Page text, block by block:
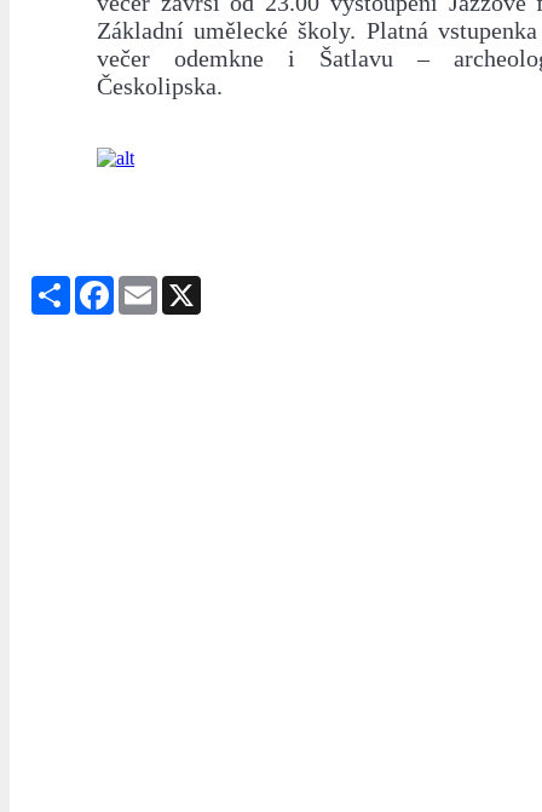
Základní umělecké školy. Platná
večer odemkne i Šatlavu –
Českolipska.
Share Facebook
Email